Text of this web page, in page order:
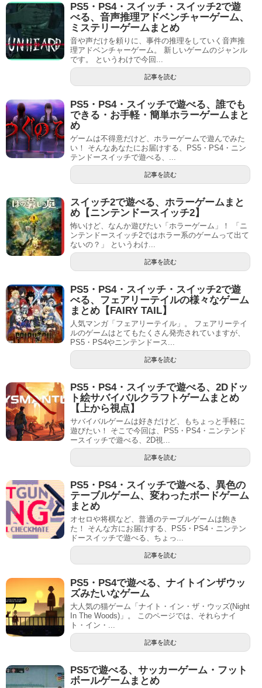
PS5・PS4・スイッチ・スイッチ2で遊
べる、音声推理アドベンチャーゲーム、
ミステリーゲームまとめ
音や声だけを頼りに、事件の推理をしていく音声推
理アドベンチャーゲーム。 新しいゲームのジャンル
です。 というわけで今回...
記事を読む
PS5・PS4・スイッチで遊べる、誰でも
できる・お手軽・簡単ホラーゲームまと
め
ゲームは不得意だけど、ホラーゲームで遊んでみた
い！ そんなあなたにお届けする、PS5・PS4・ニン
テンドースイッチで遊べる、...
記事を読む
スイッチ2で遊べる、ホラーゲームまと
め【ニンテンドースイッチ2】
怖いけど、なんか遊びたい「ホラーゲーム」！ 「ニ
ンテンドースイッチ2ではホラー系のゲームって出て
ないの？」 というわけ...
記事を読む
PS5・PS4・スイッチ・スイッチ2で遊
べる、フェアリーテイルの様々なゲーム
まとめ【FAIRY TAIL】
人気マンガ「フェアリーテイル」。 フェアリーテイ
ルのゲームはとてもたくさん発売されていますが、
PS5・PS4やニンテンドース...
記事を読む
PS5・PS4・スイッチで遊べる、2Dドッ
ト絵サバイバルクラフトゲームまとめ
【上から視点】
サバイバルゲームは好きだけど、もちょっと手軽に
遊びたい！ そこで今回は、PS5・PS4・ニンテンド
ースイッチで遊べる、2D視...
記事を読む
PS5・PS4・スイッチで遊べる、異色の
テーブルゲーム、変わったボードゲーム
まとめ
オセロや将棋など、普通のテーブルゲームは飽き
た！ そんな方にお届けする、PS5・PS4・ニンテン
ドースイッチで遊べる、ちょっ...
記事を読む
PS5・PS4で遊べる、ナイトインザウッ
ズみたいなゲーム
大人気の猫ゲーム「ナイト・イン・ザ・ウッズ(Night
In The Woods)」。 このページでは、それらナイ
ト・イン・...
記事を読む
PS5で遊べる、サッカーゲーム・フット
ボールゲームまとめ